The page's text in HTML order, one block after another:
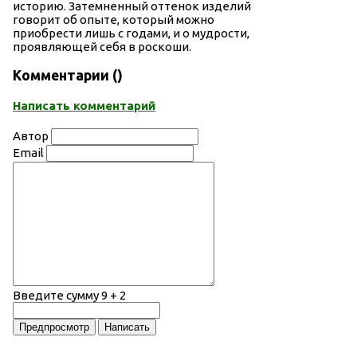
историю. Затемненный оттенок изделий
говорит об опыте, который можно
приобрести лишь с годами, и о мудрости,
проявляющей себя в роскоши.
Комментарии ()
Написать комментарий
Автор
Email
Введите сумму 9 + 2